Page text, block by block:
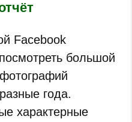
Facebook
большой
года.
характерные